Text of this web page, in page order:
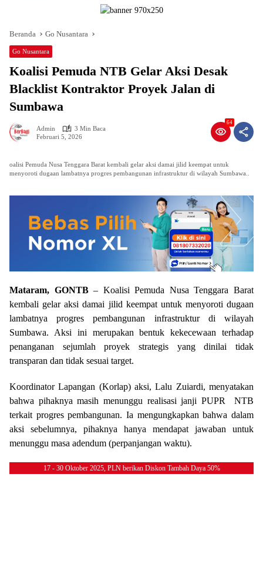
Beranda Go Nusantara
Go Nusantara
Koalisi Pemuda NTB Gelar Aksi Desak
Blacklist Kontraktor Proyek Jalan di
Sumbawa
Admin
3 Min Baca
Februari 5, 2026
64
oalisi Pemuda Nusa Tenggara Barat kembali gelar aksi damai jilid keempat untuk
menyoroti dugaan lambatnya progres pembangunan infrastruktur di wilayah Sumbawa..
Mataram, GONTB– Koalisi Pemuda Nusa Tenggara Barat
kembali gelar aksi damai jilid keempat untuk menyoroti dugaan
lambatnya progres pembangunan infrastruktur di wilayah
Sumbawa. Aksi ini merupakan bentuk kekecewaan terhadap
penanganan sejumlah proyek strategis yang dinilai tidak
transparan dan tidak sesuai target.
Koordinator Lapangan (Korlap) aksi, Lalu Zuiardi, menyatakan
bahwa pihaknya masih menunggu realisasi janji PUPR NTB
terkait progres pembangunan. Ia mengungkapkan bahwa dalam
aksi sebelumnya, pihaknya hanya mendapat jawaban untuk
menunggu masa adendum (perpanjangan waktu).
17 - 30 Oktober 2025, PLN berikan Diskon Tambah Daya 50%